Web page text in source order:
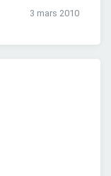
3 mars 2010